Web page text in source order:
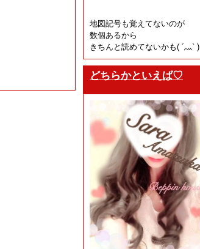
地図記号も覚えてないのが
数個あるから
きちんと読めてないかも( ´灬` )
どちらかといえば♡